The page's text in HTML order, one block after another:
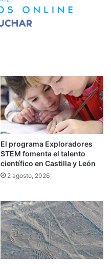
El programa Exploradores
STEM fomenta el talento
científico en Castilla y León
2 agosto, 2026